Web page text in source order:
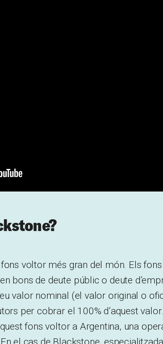
voltor més gran del món. Els
bons de deute públic o deute
valor nominal (el valor original o
per cobrar el 100% d’aquest
fons voltor a Argentina, una